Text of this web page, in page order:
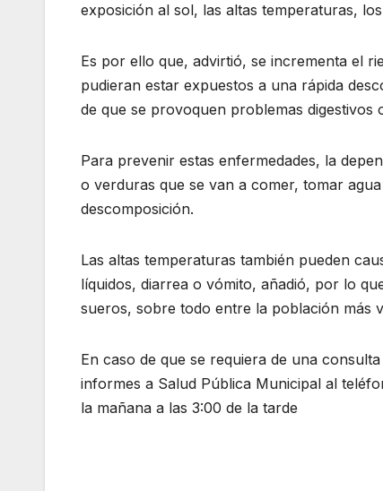
exposición al sol, las altas temperaturas,
Es por ello que, advirtió, se incrementa el
pudieran estar expuestos a una rápida
de que se provoquen problemas digestivos
Para prevenir estas enfermedades, la
o verduras que se van a comer, tomar
descomposición.
Las altas temperaturas también pueden
líquidos, diarrea o vómito, añadió, por lo
sueros, sobre todo entre la población más
En caso de que se requiera de una
informes a Salud Pública Municipal al
la mañana a las 3:00 de la tarde